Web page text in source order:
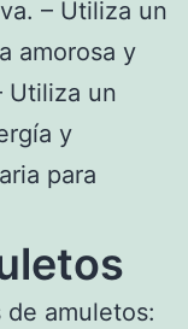
– Utiliza un
amorosa y
Utiliza un
y
para
amuletos: